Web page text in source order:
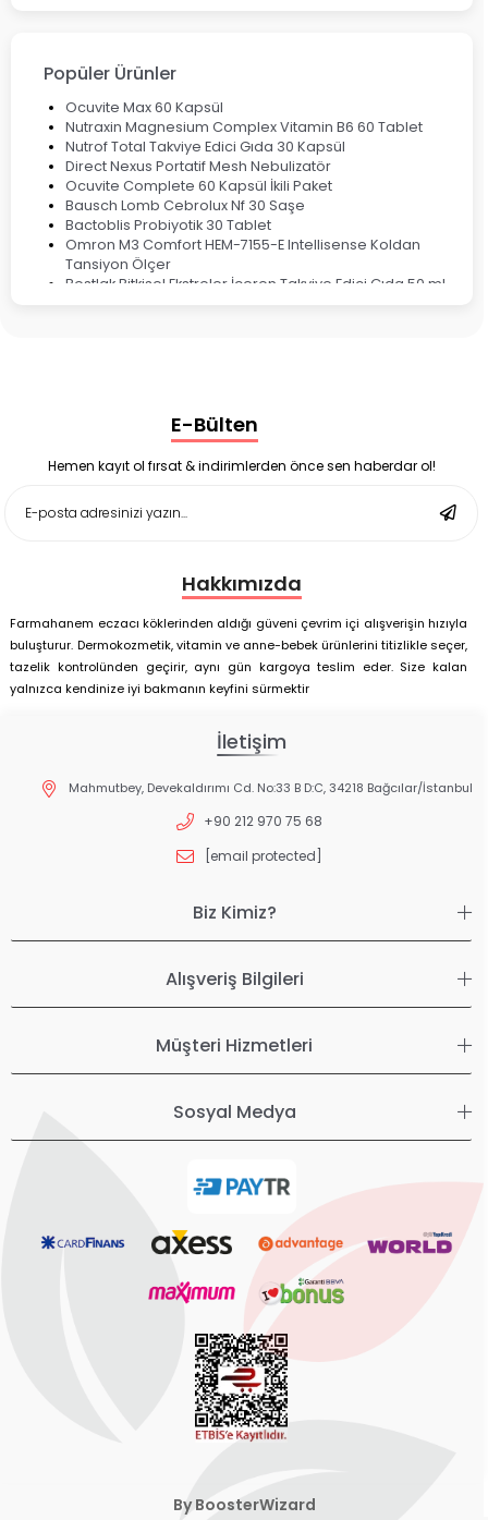
Popüler Ürünler
Ocuvite Max 60 Kapsül
Nutraxin Magnesium Complex Vitamin B6 60 Tablet
Nutrof Total Takviye Edici Gıda 30 Kapsül
Direct Nexus Portatif Mesh Nebulizatör
Ocuvite Complete 60 Kapsül İkili Paket
Bausch Lomb Cebrolux Nf 30 Saşe
Bactoblis Probiyotik 30 Tablet
Omron M3 Comfort HEM-7155-E Intellisense Koldan
Tansiyon Ölçer
Bestlak Bitkisel Ekstreler İçeren Takviye Edici Gıda 50 ml
Enterogermina Family 5 ml 20 Flakon
Deep Flex Stres Azaltıcı ve Enerji Dengeleyici Topraklama
Matı Set 40x60 cm
Deep Flex Stres Azaltıcı ve Enerji Dengeleyici Topraklama
E-Bülten
Hemen kayıt ol fırsat & indirimlerden önce sen haberdar ol!
Hakkımızda
Farmahanem eczacı köklerinden aldığı güveni çevrim içi alışverişin hızıyla
buluşturur. Dermokozmetik, vitamin ve anne-bebek ürünlerini titizlikle seçer,
tazelik kontrolünden geçirir, aynı gün kargoya teslim eder. Size kalan
yalnızca kendinize iyi bakmanın keyfini sürmektir
İletişim
Mahmutbey, Devekaldırımı Cd. No:33 B D:C, 34218 Bağcılar/İstanbul
+90 212 970 75 68
[email protected]
Biz Kimiz?
Alışveriş Bilgileri
Müşteri Hizmetleri
Sosyal Medya
By BoosterWizard